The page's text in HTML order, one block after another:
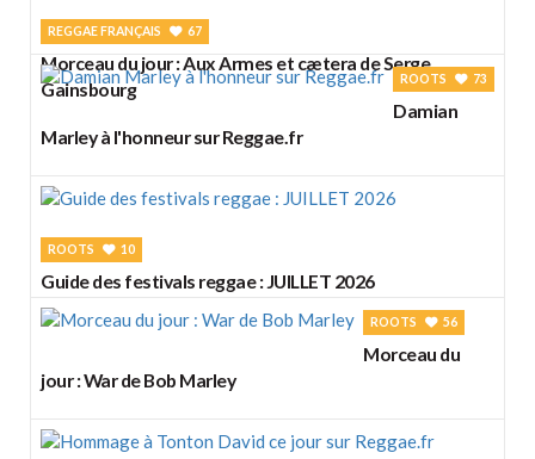
REGGAE FRANÇAIS 67
Morceau du jour : Aux Armes et cætera de Serge
Gainsbourg
ROOTS 73
Damian
Marley à l'honneur sur Reggae.fr
ROOTS 10
Guide des festivals reggae : JUILLET 2026
ROOTS 56
Morceau du
jour : War de Bob Marley